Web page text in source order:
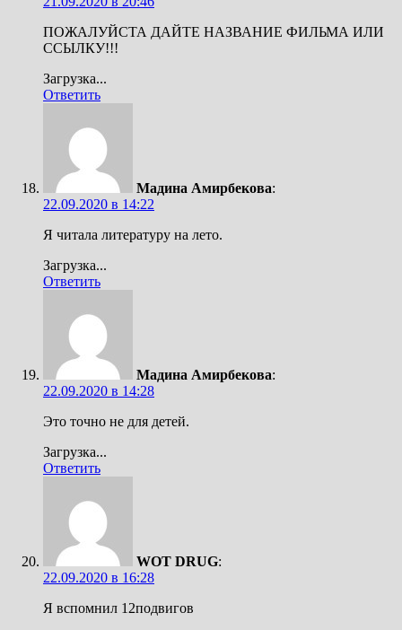
ПОЖАЛУЙСТА ДАЙТЕ НАЗВАНИЕ ФИЛЬМА ИЛИ
ССЫЛКУ!!!
Загрузка...
Ответить
Мадина Амирбекова:
22.09.2020 в 14:22
Я читала литературу на лето.
Загрузка...
Ответить
Мадина Амирбекова:
22.09.2020 в 14:28
Это точно не для детей.
Загрузка...
Ответить
WOT DRUG:
22.09.2020 в 16:28
Я вспомнил 12подвигов